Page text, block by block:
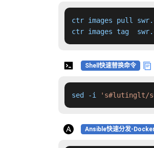
ctr images pull
ctr images tag
Shell快速替换命令
sed -i 's#lutinglt/
Ansible快速分发-